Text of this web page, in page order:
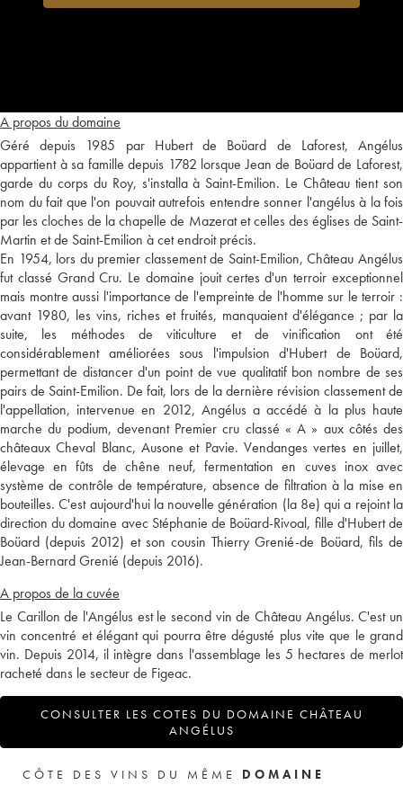
A propos du domaine
Géré depuis 1985 par Hubert de Boüard de Laforest, Angélus
appartient à sa famille depuis 1782 lorsque Jean de Boüard de Laforest,
garde du corps du Roy, s'installa à Saint-Emilion. Le Château tient son
nom du fait que l'on pouvait autrefois entendre sonner l'angélus à la fois
par les cloches de la chapelle de Mazerat et celles des églises de Saint-
Martin et de Saint-Emilion à cet endroit précis.
En 1954, lors du premier classement de Saint-Emilion, Château Angélus
fut classé Grand Cru. Le domaine jouit certes d'un terroir exceptionnel
mais montre aussi l'importance de l'empreinte de l'homme sur le terroir :
avant 1980, les vins, riches et fruités, manquaient d'élégance ; par la
suite, les méthodes de viticulture et de vinification ont été
considérablement améliorées sous l'impulsion d'Hubert de Boüard,
permettant de distancer d'un point de vue qualitatif bon nombre de ses
pairs de Saint-Emilion. De fait, lors de la dernière révision classement de
l'appellation, intervenue en 2012, Angélus a accédé à la plus haute
marche du podium, devenant Premier cru classé « A » aux côtés des
châteaux Cheval Blanc, Ausone et Pavie. Vendanges vertes en juillet,
élevage en fûts de chêne neuf, fermentation en cuves inox avec
système de contrôle de température, absence de filtration à la mise en
bouteilles. C'est aujourd'hui la nouvelle génération (la 8e) qui a rejoint la
direction du domaine avec Stéphanie de Boüard-Rivoal, fille d'Hubert de
Boüard (depuis 2012) et son cousin Thierry Grenié-de Boüard, fils de
Jean-Bernard Grenié (depuis 2016).
A propos de la cuvée
Le Carillon de l'Angélus est le second vin de Château Angélus. C'est un
vin concentré et élégant qui pourra être dégusté plus vite que le grand
vin. Depuis 2014, il intègre dans l'assemblage les 5 hectares de merlot
racheté dans le secteur de Figeac.
CONSULTER LES COTES DU DOMAINE CHÂTEAU
ANGÉLUS
CÔTE DES VINS DU MÊME DOMAINE